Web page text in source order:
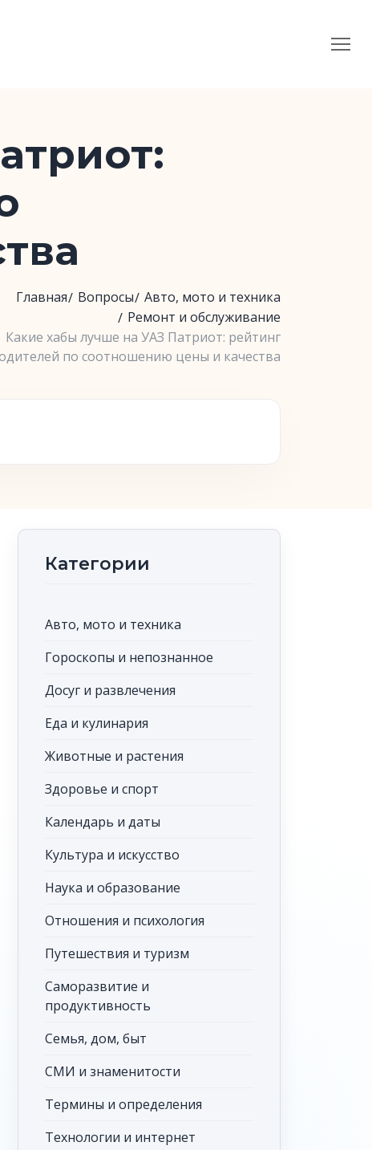
Главная Вопросы
Авто, мото и техника
Ремонт и обслуживание
Какие хабы лучше на УАЗ Патриот: рейтинг
по соотношению цены и качества
Категории
Авто, мото и техника
Гороскопы и непознанное
Досуг и развлечения
Еда и кулинария
Животные и растения
Здоровье и спорт
Календарь и даты
Культура и искусство
Наука и образование
Отношения и психология
Путешествия и туризм
Саморазвитие и
продуктивность
Семья, дом, быт
СМИ и знаменитости
Термины и определения
Технологии и интернет